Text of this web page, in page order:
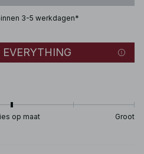
3-5 werkdagen*
op maat Groot